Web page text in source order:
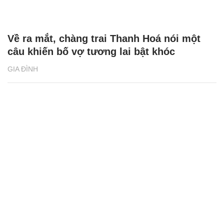
GIA ĐÌNH
Về ra mắt, chàng trai Thanh Hoá nói một
câu khiến bố vợ tương lai bật khóc